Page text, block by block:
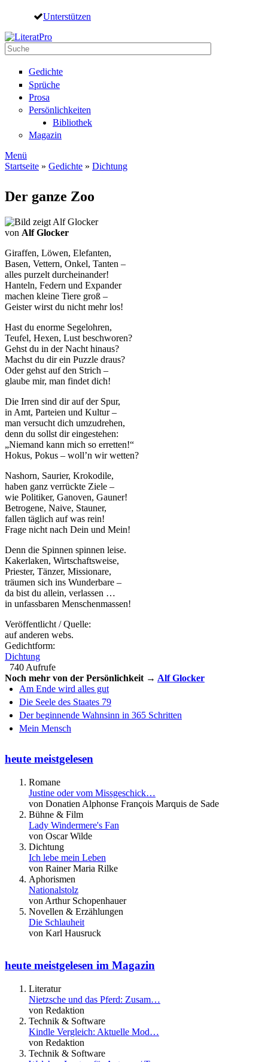
Direkt zum Inhalt
Unterstützen
Suche
Gedichte
Sprüche
Prosa
Persönlichkeiten
Bibliothek
Magazin
Menü
Startseite » Gedichte » Dichtung
Der ganze Zoo
von Alf Glocker
Giraffen, Löwen, Elefanten,
Basen, Vettern, Onkel, Tanten –
alles purzelt durcheinander!
Hanteln, Federn und Expander
machen kleine Tiere groß –
Geister wirst du nicht mehr los!
Hast du enorme Segelohren,
Teufel, Hexen, Lust beschworen?
Gehst du in der Nacht hinaus?
Machst du dir ein Puzzle draus?
Oder gehst auf den Strich –
glaube mir, man findet dich!
Die Irren sind dir auf der Spur,
in Amt, Parteien und Kultur –
man versucht dich umzudrehen,
denn du sollst dir eingestehen:
„Niemand kann mich so erretten!“
Hokus, Pokus – woll’n wir wetten?
Nashorn, Saurier, Krokodile,
haben ganz verrückte Ziele –
wie Politiker, Ganoven, Gauner!
Betrogene, Naive, Stauner,
fallen täglich auf was rein!
Frage nicht nach Dein und Mein!
Denn die Spinnen spinnen leise.
Kakerlaken, Wirtschaftsweise,
Priester, Tänzer, Missionare,
träumen sich ins Wunderbare –
da bist du allein, verlassen …
in unfassbaren Menschenmassen!
Veröffentlicht / Quelle:
auf anderen webs.
Gedichtform:
Dichtung
740 Aufrufe
Noch mehr von der Persönlichkeit → Alf Glocker
Am Ende wird alles gut
Die Seele des Staates 79
Der beginnende Wahnsinn in 365 Schritten
Mein Mensch
heute meistgelesen
Romane
Justine oder vom Missgeschick…
von Donatien Alphonse François Marquis de Sade
Bühne & Film
Lady Windermere's Fan
von Oscar Wilde
Dichtung
Ich lebe mein Leben
von Rainer Maria Rilke
Aphorismen
Nationalstolz
von Arthur Schopenhauer
Novellen & Erzählungen
Die Schlauheit
von Karl Hausruck
heute meistgelesen im Magazin
Literatur
Nietzsche und das Pferd: Zusam…
von Redaktion
Technik & Software
Kindle Vergleich: Aktuelle Mod…
von Redaktion
Technik & Software